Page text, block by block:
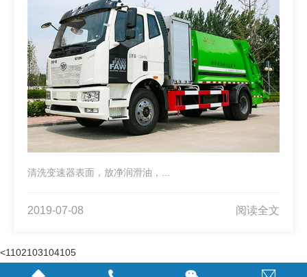
清洗变速器表面，放净润滑油，...
2019-07-08 阅读全文
<1102103104105